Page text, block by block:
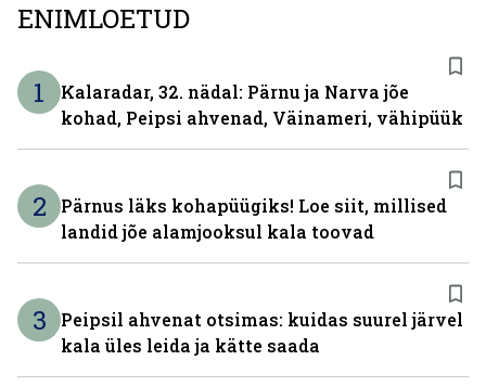
ENIMLOETUD
1
Kalaradar, 32. nädal: Pärnu ja Narva jõe
kohad, Peipsi ahvenad, Väinameri, vähipüük
2
Pärnus läks kohapüügiks! Loe siit, millised
landid jõe alamjooksul kala toovad
3
Peipsil ahvenat otsimas: kuidas suurel järvel
kala üles leida ja kätte saada